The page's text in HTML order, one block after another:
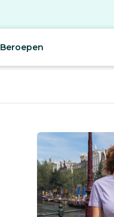
Beroepen